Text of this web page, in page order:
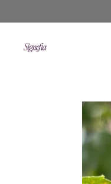
pääsisältöön